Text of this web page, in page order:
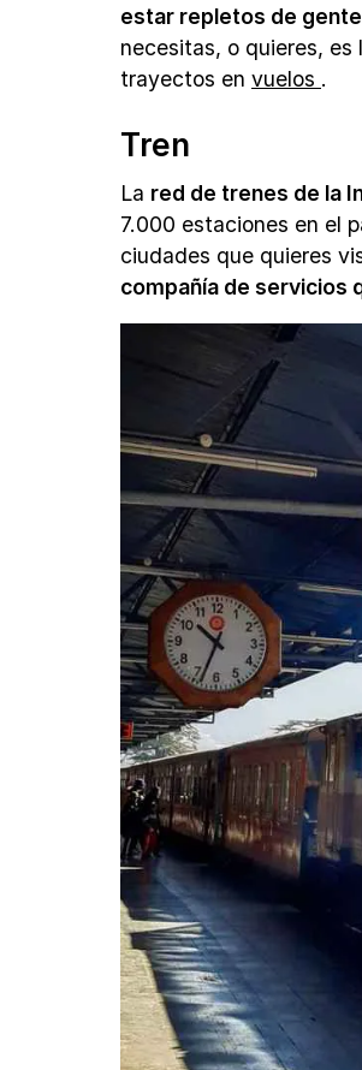
estar repletos de
necesitas, o quieres,
trayectos en vuelos .
Tren
La red de trenes de la
7.000 estaciones en el
ciudades que quieres
compañía de servicios